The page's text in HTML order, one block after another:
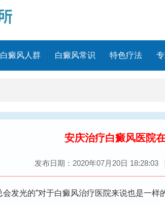
白癜风人群 白癜风常识 特色疗法
安庆治疗白癜风医院
发布日期：2020年07月20日 18:28:03
会发光的”对于白癜风治疗医院来说也是一